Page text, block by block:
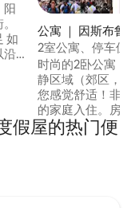
阳
如
沿
公寓 ｜ 因斯布鲁克
2室公寓、停车位
时尚的2卧公寓，
静区域（郊区，距
您感觉舒适！非常
的家庭入住。房源
高度可达4米），
房和拉出式沙发
假屋的热门便